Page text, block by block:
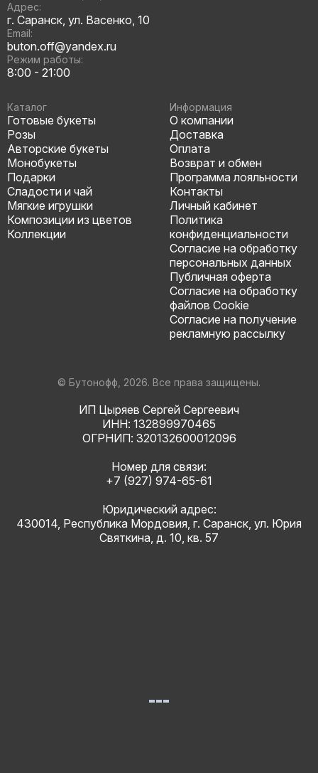
Адрес:
г. Саранск, ул. Васенко, 10
Email:
buton.off@yandex.ru
Режим работы:
8:00 - 21:00
Каталог
Готовые букеты
Розы
Авторские букеты
Монобукеты
Подарки
Сладости и чай
Мягкие игрушки
Композиции из цветов
Коллекции
Информация
О компании
Доставка
Оплата
Возврат и обмен
Программа лояльности
Контакты
Личный кабинет
Политика
конфиденциальности
Согласие на обработку
персональных данных
Публичная оферта
Согласие на обработку
файлов Cookie
Согласие на получение
рекламную рассылку
© Бутонофф, 2026. Все права защищены.
ИП Цыряев Сергей Сергеевич
ИНН: 132899970465
ОГРНИП: 320132600012096
Номер для связи:
+7 (927) 974-65-61
Юридический адрес:
430014, Республика Мордовия, г. Саранск, ул. Юрия
Святкина, д. 10, кв. 57